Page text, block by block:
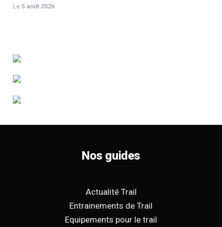
Le5 août 2026
Nos guides
Actualité Trail
Entrainements de Trail
Equipements pour le trail